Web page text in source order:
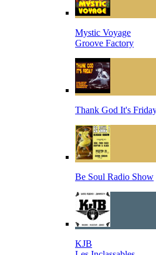
Mystic Voyage
Groove Factory
Thank God It's
Be Soul Radio Show
KJB